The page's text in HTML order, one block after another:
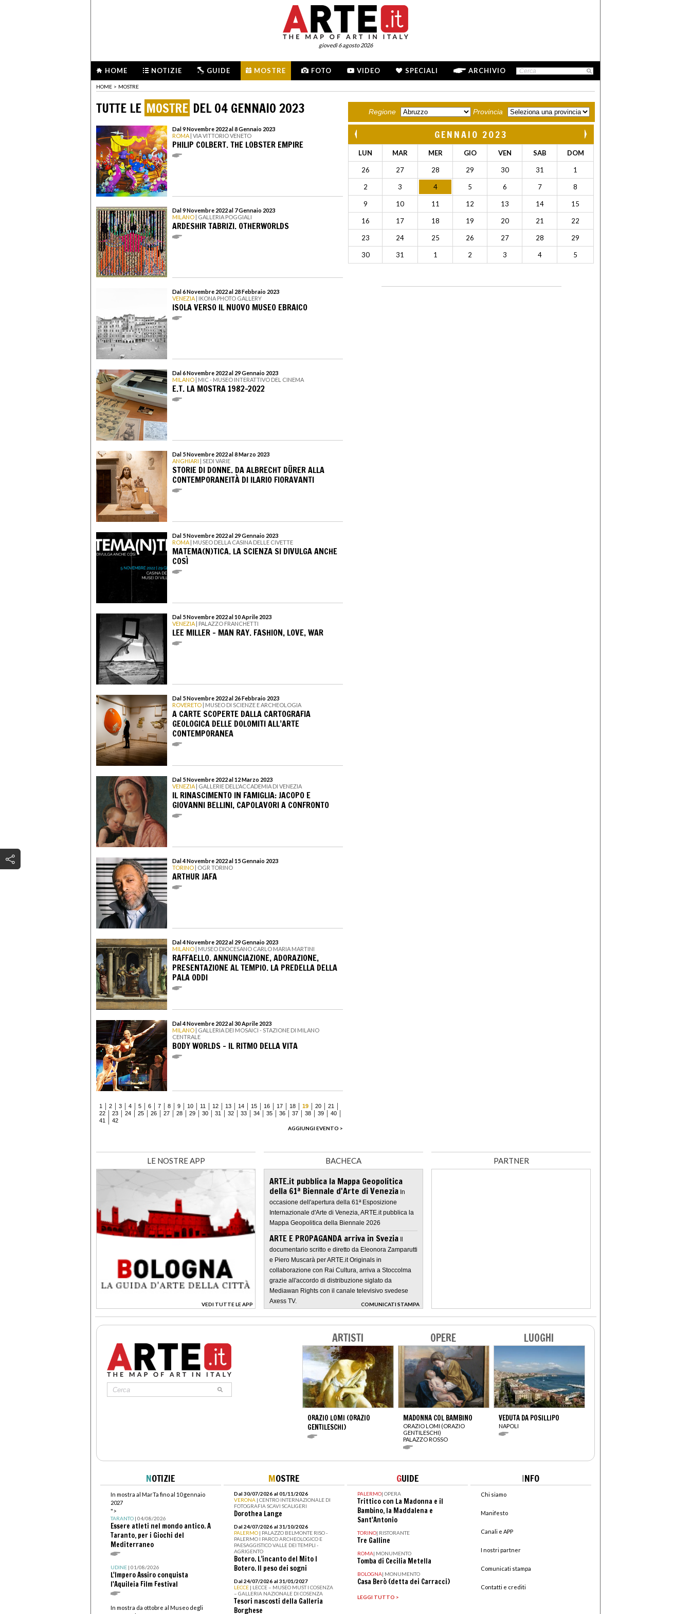
giovedì 6 agosto 2026
HOME NOTIZIE GUIDE MOSTRE FOTO VIDEO SPECIALI ARCHIVIO
HOME > MOSTRE
TUTTE LE MOSTRE DEL 04 GENNAIO 2023
Dal 9 Novembre 2022 al 8 Gennaio 2023
ROMA | VIA VITTORIO VENETO
PHILIP COLBERT. THE LOBSTER EMPIRE
Dal 9 Novembre 2022 al 7 Gennaio 2023
MILANO | GALLERIA POGGIALI
ARDESHIR TABRIZI. OTHERWORLDS
Dal 6 Novembre 2022 al 28 Febbraio 2023
VENEZIA | IKONA PHOTO GALLERY
ISOLA VERSO IL NUOVO MUSEO EBRAICO
Dal 6 Novembre 2022 al 29 Gennaio 2023
MILANO | MIC - MUSEO INTERATTIVO DEL CINEMA
E.T. LA MOSTRA 1982-2022
Dal 5 Novembre 2022 al 8 Marzo 2023
ANGHIARI | SEDI VARIE
STORIE DI DONNE. DA ALBRECHT DÜRER ALLA
CONTEMPORANEITÀ DI ILARIO FIORAVANTI
Dal 5 Novembre 2022 al 29 Gennaio 2023
ROMA | MUSEO DELLA CASINA DELLE CIVETTE
MATEMA(N)TICA. LA SCIENZA SI DIVULGA ANCHE
COSÌ
Dal 5 Novembre 2022 al 10 Aprile 2023
VENEZIA | PALAZZO FRANCHETTI
LEE MILLER - MAN RAY. FASHION, LOVE, WAR
Dal 5 Novembre 2022 al 26 Febbraio 2023
ROVERETO | MUSEO DI SCIENZE E ARCHEOLOGIA
A CARTE SCOPERTE DALLA CARTOGRAFIA
GEOLOGICA DELLE DOLOMITI ALL’ARTE
CONTEMPORANEA
Dal 5 Novembre 2022 al 12 Marzo 2023
VENEZIA | GALLERIE DELL'ACCADEMIA DI VENEZIA
IL RINASCIMENTO IN FAMIGLIA: JACOPO E
GIOVANNI BELLINI, CAPOLAVORI A CONFRONTO
Dal 4 Novembre 2022 al 15 Gennaio 2023
TORINO | OGR TORINO
ARTHUR JAFA
Dal 4 Novembre 2022 al 29 Gennaio 2023
MILANO | MUSEO DIOCESANO CARLO MARIA MARTINI
RAFFAELLO. ANNUNCIAZIONE, ADORAZIONE,
PRESENTAZIONE AL TEMPIO. LA PREDELLA DELLA
PALA ODDI
Dal 4 Novembre 2022 al 30 Aprile 2023
MILANO | GALLERIA DEI MOSAICI - STAZIONE DI MILANO
CENTRALE
BODY WORLDS - IL RITMO DELLA VITA
1 2 3 4 5 6 7 8 9 10 11 12 13 14 15 16 17 18 19 20
21
22
23 24 25 26 27 28 29 30 31 32 33 34 35 36 37 38 39
40
41
42
AGGIUNGI EVENTO >
Regione Provincia
GENNAIO 2023
LUN MAR MER GIO VEN SAB DOM
26 27 28 29 30 31 1
2 3 4 5 6 7 8
9 10 11 12 13 14 15
16 17 18 19 20 21 22
23 24 25 26 27 28 29
30 31 1 2 3 4 5
LE NOSTRE APP
VEDI TUTTE LE APP
>
BACHECA
ARTE.it pubblica la Mappa Geopolitica
della 61ª Biennale d'Arte di Venezia In
occasione dell'apertura della 61ª Esposizione
Internazionale d'Arte di Venezia, ARTE.it pubblica la
Mappa Geopolitica della Biennale 2026
ARTE E PROPAGANDA arriva in Svezia
documentario scritto e diretto da Eleonora Zamparutti
e Piero Muscarà per ARTE.it Originals in
collaborazione con Rai Cultura, arriva a Stoccolma
grazie all'accordo di distribuzione siglato da
Mediawan Rights con il canale televisivo svedese
Axess TV.
COMUNICATI STAMPA
>
PARTNER
ARTISTI
ORAZIO LOMI (ORAZIO
GENTILESCHI)
OPERE
MADONNA COL BAMBINO
ORAZIO LOMI (ORAZIO
GENTILESCHI)
PALAZZO ROSSO
LUOGHI
VEDUTA DA POSILLIPO
NAPOLI
NOTIZIE
In mostra al MarTa fino al 10 gennaio
2027
">
TARANTO| 04/08/2026
Essere atleti nel mondo antico. A
Taranto, per i Giochi del
Mediterraneo
UDINE| 01/08/2026
L'Impero Assiro conquista
l'Aquileia Film Festival
In mostra da ottobre al Museo degli
MOSTRE
Dal 30/07/2026 al 01/11/2026
VERONA | CENTRO INTERNAZIONALE DI
FOTOGRAFIA SCAVI SCALIGERI
Dorothea Lange
Dal 24/07/2026 al 31/10/2026
PALERMO | PALAZZO BELMONTE RISO -
PALERMO I PARCO ARCHEOLOGICO E
PAESAGGISTICO VALLE DEI TEMPLI -
AGRIGENTO
Botero. L’incanto del Mito I
Botero. Il peso dei sogni
Dal 24/07/2026 al 31/01/2027
LECCE | LECCE – MUSEO MUST I COSENZA
– GALLERIA NAZIONALE DI COSENZA
Tesori nascosti della Galleria
Borghese
GUIDE
PALERMO| OPERA
Trittico con La Madonna e il
Bambino, la Maddalena e
Sant'Antonio
TORINO| RISTORANTE
Tre Galline
ROMA| MONUMENTO
Tomba di Cecilia Metella
BOLOGNA| MONUMENTO
Casa Berò (detta dei Carracci)
LEGGI TUTTO >
INFO
Chi siamo
Manifesto
Canali e APP
I nostri partner
Comunicati stampa
Contatti e crediti